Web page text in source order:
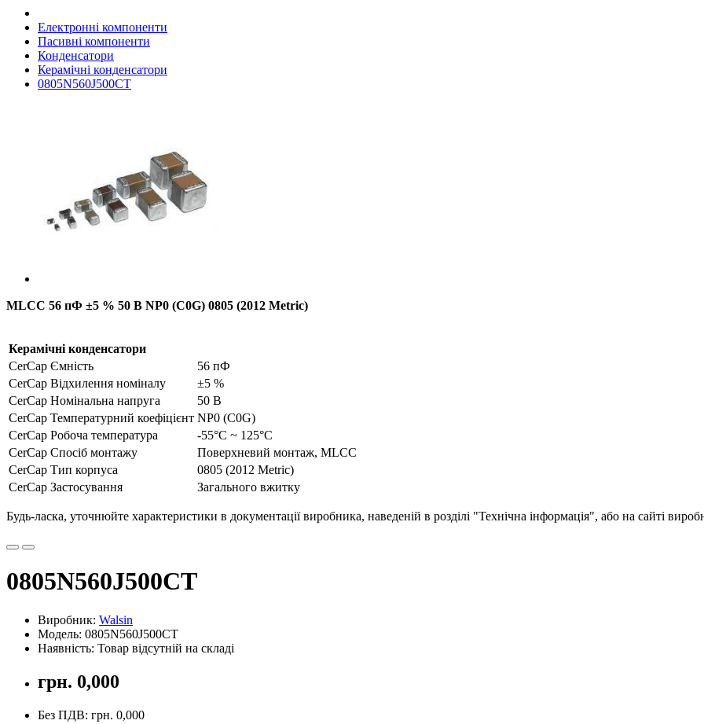
Електронні компоненти
Пасивні компоненти
Конденсатори
Керамічні конденсатори
0805N560J500CT
MLCC 56 пФ ±5 % 50 В NP0 (C0G) 0805 (2012 Metric)
Керамічні конденсатори
CerCap Ємність
56 пФ
CerCap Відхилення номіналу
±5 %
CerCap Номінальна напруга
50 В
CerCap Температурний коефіцієнт NP0 (C0G)
CerCap Робоча температура
-55°C ~ 125°C
CerCap Спосіб монтажу
Поверхневий монтаж, MLCC
CerCap Тип корпуса
0805 (2012 Metric)
CerCap Застосування
Загального вжитку
Будь-ласка, уточнюйте характеристики в документації виробника, наведеній в розділі "Технічна інформація", або на сайті
0805N560J500CT
Виробник: Walsin
Модель: 0805N560J500CT
Наявність: Товар відсутній на складі
грн. 0,000
Без ПДВ: грн. 0,000